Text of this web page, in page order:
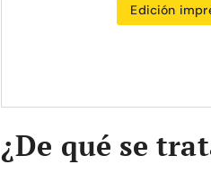
Edición
¿De qué se